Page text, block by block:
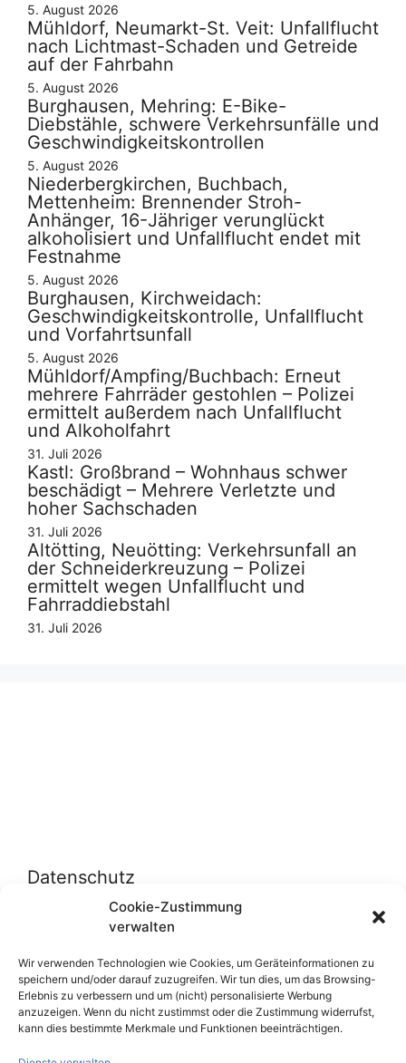
Cookie-Zustimmung
verwalten
Wir verwenden Technologien wie Cookies, um Geräteinformationen zu
speichern und/oder darauf zuzugreifen. Wir tun dies, um das Browsing-
Erlebnis zu verbessern und um (nicht) personalisierte Werbung
anzuzeigen. Wenn du nicht zustimmst oder die Zustimmung widerrufst,
kann dies bestimmte Merkmale und Funktionen beeinträchtigen.
5. August 2026
Mühldorf, Neumarkt-St. Veit: Unfallflucht
nach Lichtmast-Schaden und Getreide
auf der Fahrbahn
5. August 2026
Burghausen, Mehring: E-Bike-
Diebstähle, schwere Verkehrsunfälle und
Geschwindigkeitskontrollen
5. August 2026
Niederbergkirchen, Buchbach,
Mettenheim: Brennender Stroh-
Anhänger, 16-Jähriger verunglückt
alkoholisiert und Unfallflucht endet mit
Festnahme
5. August 2026
Burghausen, Kirchweidach:
Geschwindigkeitskontrolle, Unfallflucht
und Vorfahrtsunfall
5. August 2026
Mühldorf/Ampfing/Buchbach: Erneut
mehrere Fahrräder gestohlen – Polizei
ermittelt außerdem nach Unfallflucht
und Alkoholfahrt
31. Juli 2026
Kastl: Großbrand – Wohnhaus schwer
beschädigt – Mehrere Verletzte und
hoher Sachschaden
31. Juli 2026
Altötting, Neuötting: Verkehrsunfall an
der Schneiderkreuzung – Polizei
ermittelt wegen Unfallflucht und
Fahrraddiebstahl
31. Juli 2026
Datenschutz
Datenschutzerklärung
Cookie-Richtlinie (EU)
Über uns